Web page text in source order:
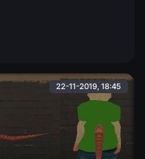
22-11-2019, 18:45